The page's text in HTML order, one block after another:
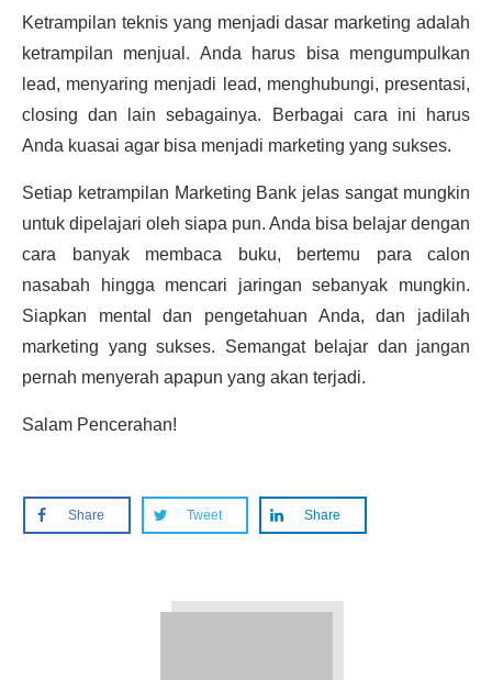
Ketrampilan teknis yang menjadi dasar marketing adalah
ketrampilan menjual. Anda harus bisa mengumpulkan
lead, menyaring menjadi lead, menghubungi, presentasi,
closing dan lain sebagainya. Berbagai cara ini harus
Anda kuasai agar bisa menjadi marketing yang sukses.
Setiap ketrampilan Marketing Bank jelas sangat mungkin
untuk dipelajari oleh siapa pun. Anda bisa belajar dengan
cara banyak membaca buku, bertemu para calon
nasabah hingga mencari jaringan sebanyak mungkin.
Siapkan mental dan pengetahuan Anda, dan jadilah
marketing yang sukses. Semangat belajar dan jangan
pernah menyerah apapun yang akan terjadi.
Salam Pencerahan!
Share Tweet Share